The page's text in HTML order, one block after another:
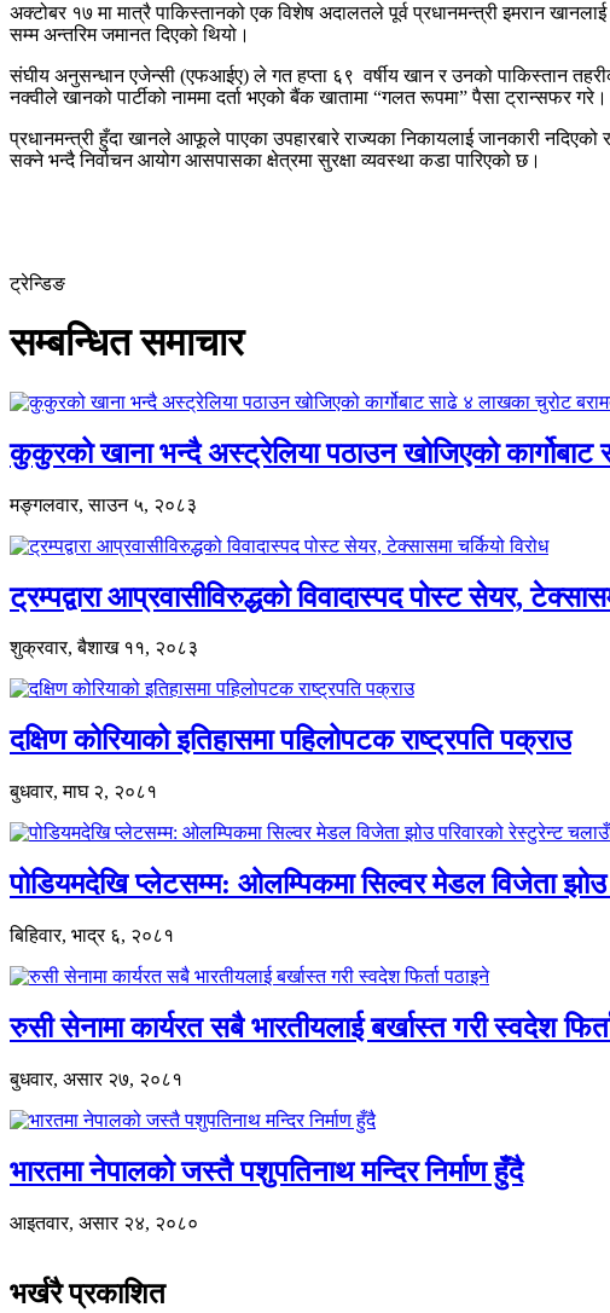
अक्टोबर १७ मा मात्रै पाकिस्तानको एक विशेष अदालतले पूर्व प्रधानमन्त्री इमरान
सम्म अन्तरिम जमानत दिएको थियो।
संघीय अनुसन्धान एजेन्सी (एफआईए) ले गत हप्ता ६९ वर्षीय खान र उनको पाकिस्तान
नक्वीले खानको पार्टीको नाममा दर्ता भएको बैंक खातामा “गलत रूपमा” पैसा ट्रान्सफर गरे।
प्रधानमन्त्री हुँदा खानले आफूले पाएका उपहारबारे राज्यका निकायलाई जानकारी
सक्ने भन्दै निर्वाचन आयोग आसपासका क्षेत्रमा सुरक्षा व्यवस्था कडा पारिएको छ।
ट्रेन्डिङ
सम्बन्धित समाचार
कुकुरको खाना भन्दै अस्ट्रेलिया पठाउन खोजिएको
मङ्गलवार, साउन ५, २०८३
ट्रम्पद्वारा आप्रवासीविरुद्धको विवादास्पद पोस्ट सेयर,
शुक्रवार, बैशाख ११, २०८३
दक्षिण कोरियाको इतिहासमा पहिलोपटक राष्ट्रपति पक्राउ
बुधवार, माघ २, २०८१
पोडियमदेखि प्लेटसम्म: ओलम्पिकमा सिल्वर मेडल विजेता झोउ
बिहिवार, भाद्र ६, २०८१
रुसी सेनामा कार्यरत सबै भारतीयलाई बर्खास्त गरी स्वदेश
बुधवार, असार २७, २०८१
भारतमा नेपालको जस्तै पशुपतिनाथ मन्दिर निर्माण हुँदै
आइतवार, असार २४, २०८०
भर्खरै प्रकाशित